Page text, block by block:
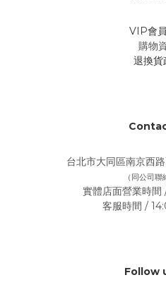
VIP會
購物
退換貨
台北市大同區南京西
（同公司聯
實體店面營業時
客服時間 /
Follow